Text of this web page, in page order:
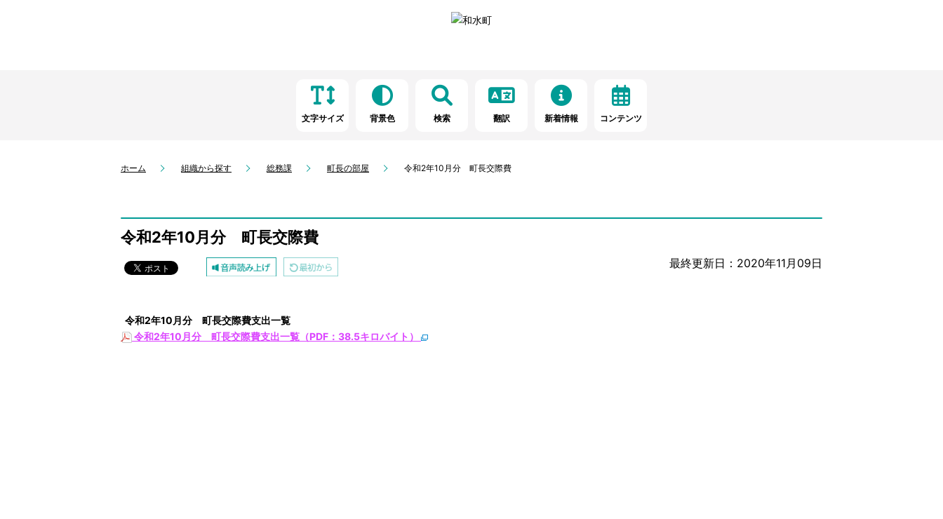
文字サイズ 背景色 検索 翻訳 新着情報 コンテンツ
ホーム 組織から探す 総務課 町長の部屋 令和2年10月分 町長交際費
令和2年10月分 町長交際費
最終更新日：2020年11月09日
令和2年10 月分 町長交際費支出一覧
令和2年10月分 町長交際費支出一覧（PDF：38.5キロバイト）